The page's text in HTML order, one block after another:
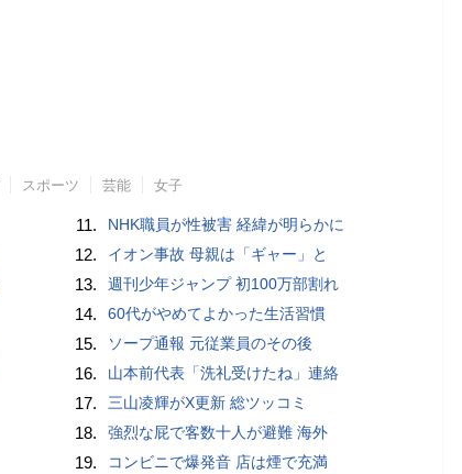
スポーツ 芸能 女子
11. NHK職員が性被害 経緯が明らかに
12. イオン事故 母親は「ギャー」と
13. 週刊少年ジャンプ 初100万部割れ
14. 60代がやめてよかった生活習慣
15. ソープ通報 元従業員のその後
16. 山本前代表「洗礼受けたね」連絡
17. 三山凌輝がX更新 総ツッコミ
18. 強烈な屁で客数十人が避難 海外
19. コンビニで爆発音 店は煙で充満